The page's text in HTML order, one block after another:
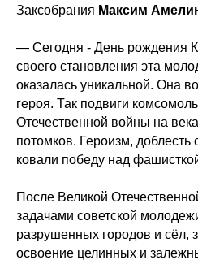
Заксобрания Максим
— Сегодня - День рождения
своего становления эта
оказалась уникальной. Она
героя. Так подвиги
Отечественной войны на
потомков. Героизм, доблесть
ковали победу над
После Великой
задачами советской
разрушенных городов и сёл,
освоение целинных и